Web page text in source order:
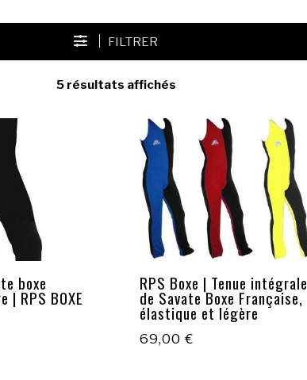
FILTRER
5 résultats affichés
boxe
| RPS BOXE
RPS Boxe | Tenue intégrale
de Savate Boxe Française,
élastique et légère
69,00 €